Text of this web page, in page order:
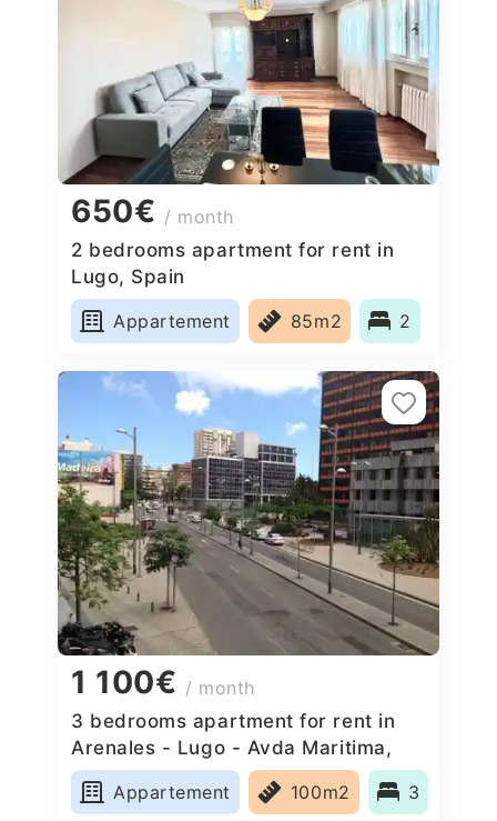
650€ / month
2 bedrooms apartment for rent in
Lugo, Spain
Appartement
85m2 2
1 100€ / month
3 bedrooms apartment for rent in
Arenales - Lugo - Avda Maritima,
Spain
Appartement
100m2 3